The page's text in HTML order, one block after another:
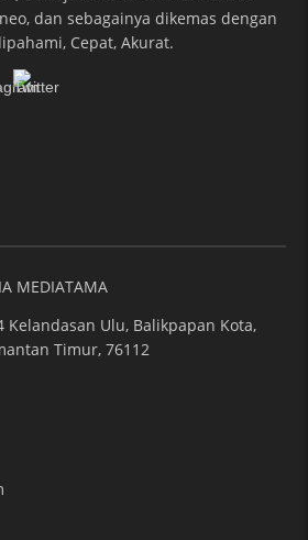
dan sebagainya dikemas dengan
Cepat, Akurat.
MEDIATAMA
Kelandasan Ulu, Balikpapan Kota,
Timur, 76112